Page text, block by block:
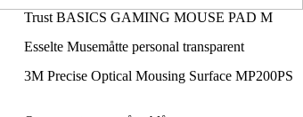
Trust BASICS GAMING MOUSE PAD M
Esselte Musemåtte personal transparent
3M Precise Optical Mousing Surface MP200PS